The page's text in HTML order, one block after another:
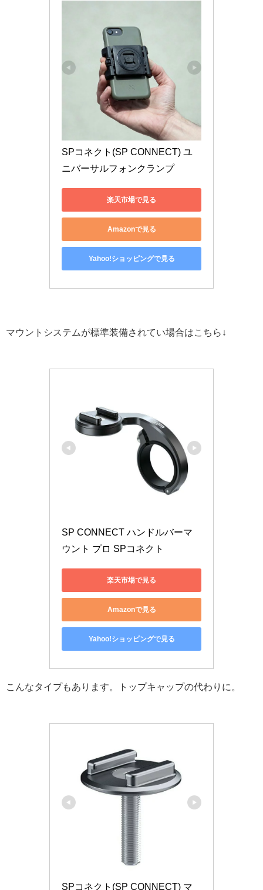
SPコネクト(SP CONNECT) ユ
ニバーサルフォンクランプ
楽天市場で見る
Amazonで見る
Yahoo!ショッピングで見る
マウントシステムが標準装備されてい場合はこちら↓
SP CONNECT ハンドルバーマ
ウント プロ SPコネクト
楽天市場で見る
Amazonで見る
Yahoo!ショッピングで見る
こんなタイプもあります。トップキャップの代わりに。
SPコネクト(SP CONNECT) マ